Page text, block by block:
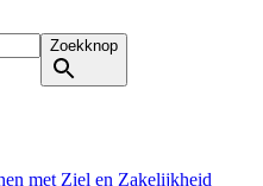
Zoekknop
met Ziel en Zakelijkheid